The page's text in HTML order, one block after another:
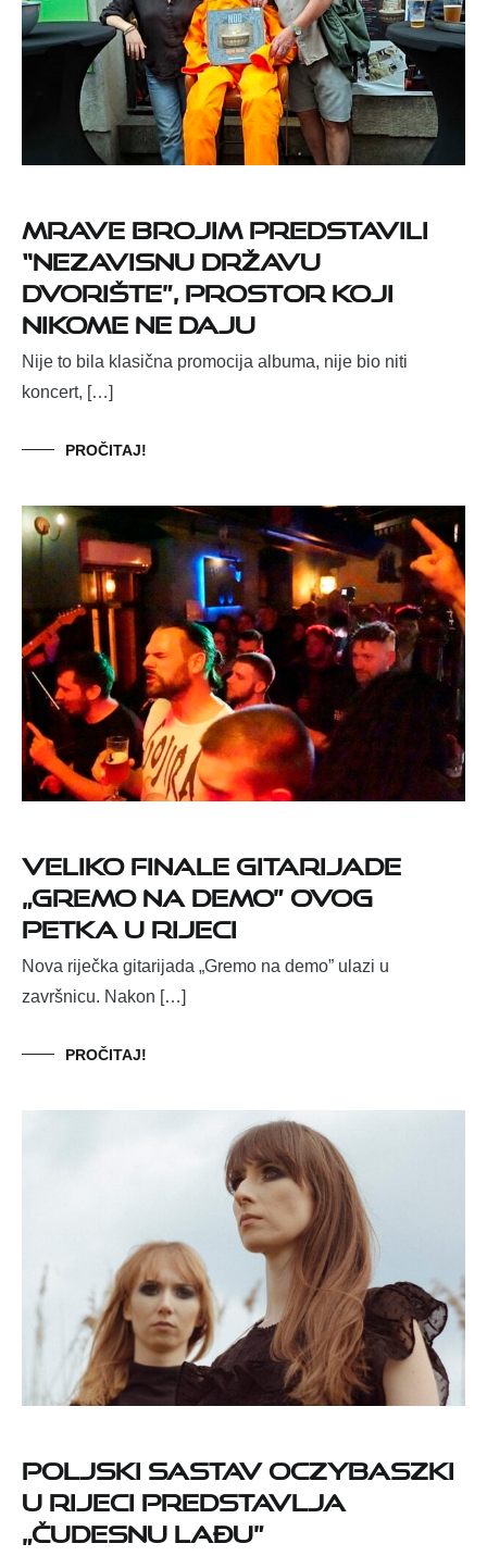
Mrave Brojim predstavili
“Nezavisnu Državu
Dvorište”, prostor koji
nikome ne daju
Nije to bila klasična promocija albuma, nije bio niti
koncert, […]
PROČITAJ!
Veliko finale gitarijade
„Gremo na demo” ovog
petka u Rijeci
Nova riječka gitarijada „Gremo na demo” ulazi u
završnicu. Nakon […]
PROČITAJ!
Poljski sastav Oczybaszki
u Rijeci predstavlja
„Čudesnu lađu”